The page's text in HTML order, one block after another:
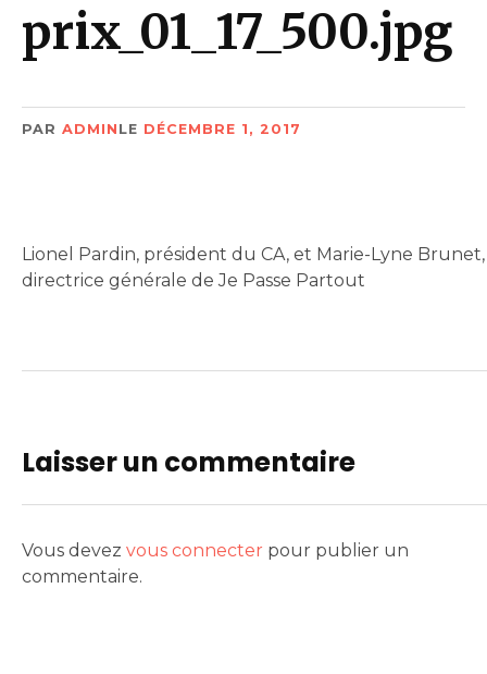
prix_01_17_500.jpg
PAR ADMIN LE DÉCEMBRE 1, 2017
Lionel Pardin, président du CA, et Marie-Lyne Brunet,
directrice générale de Je Passe Partout
Laisser un commentaire
Vous devez vous connecter pour publier un
commentaire.